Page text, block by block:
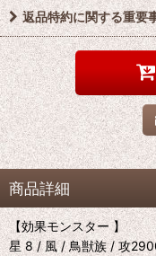
返品特約に関する重要
商品詳細
【効果モンスター 】
星 8 / 風 / 鳥獣族 / 攻